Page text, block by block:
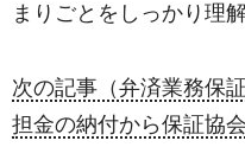
まりごとをしっかり理
次の記事（弁済業務保
担金の納付から保証協